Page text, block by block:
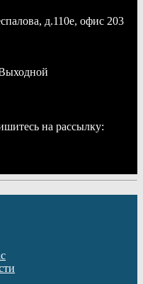
д.110е, офис 203
на рассылку: